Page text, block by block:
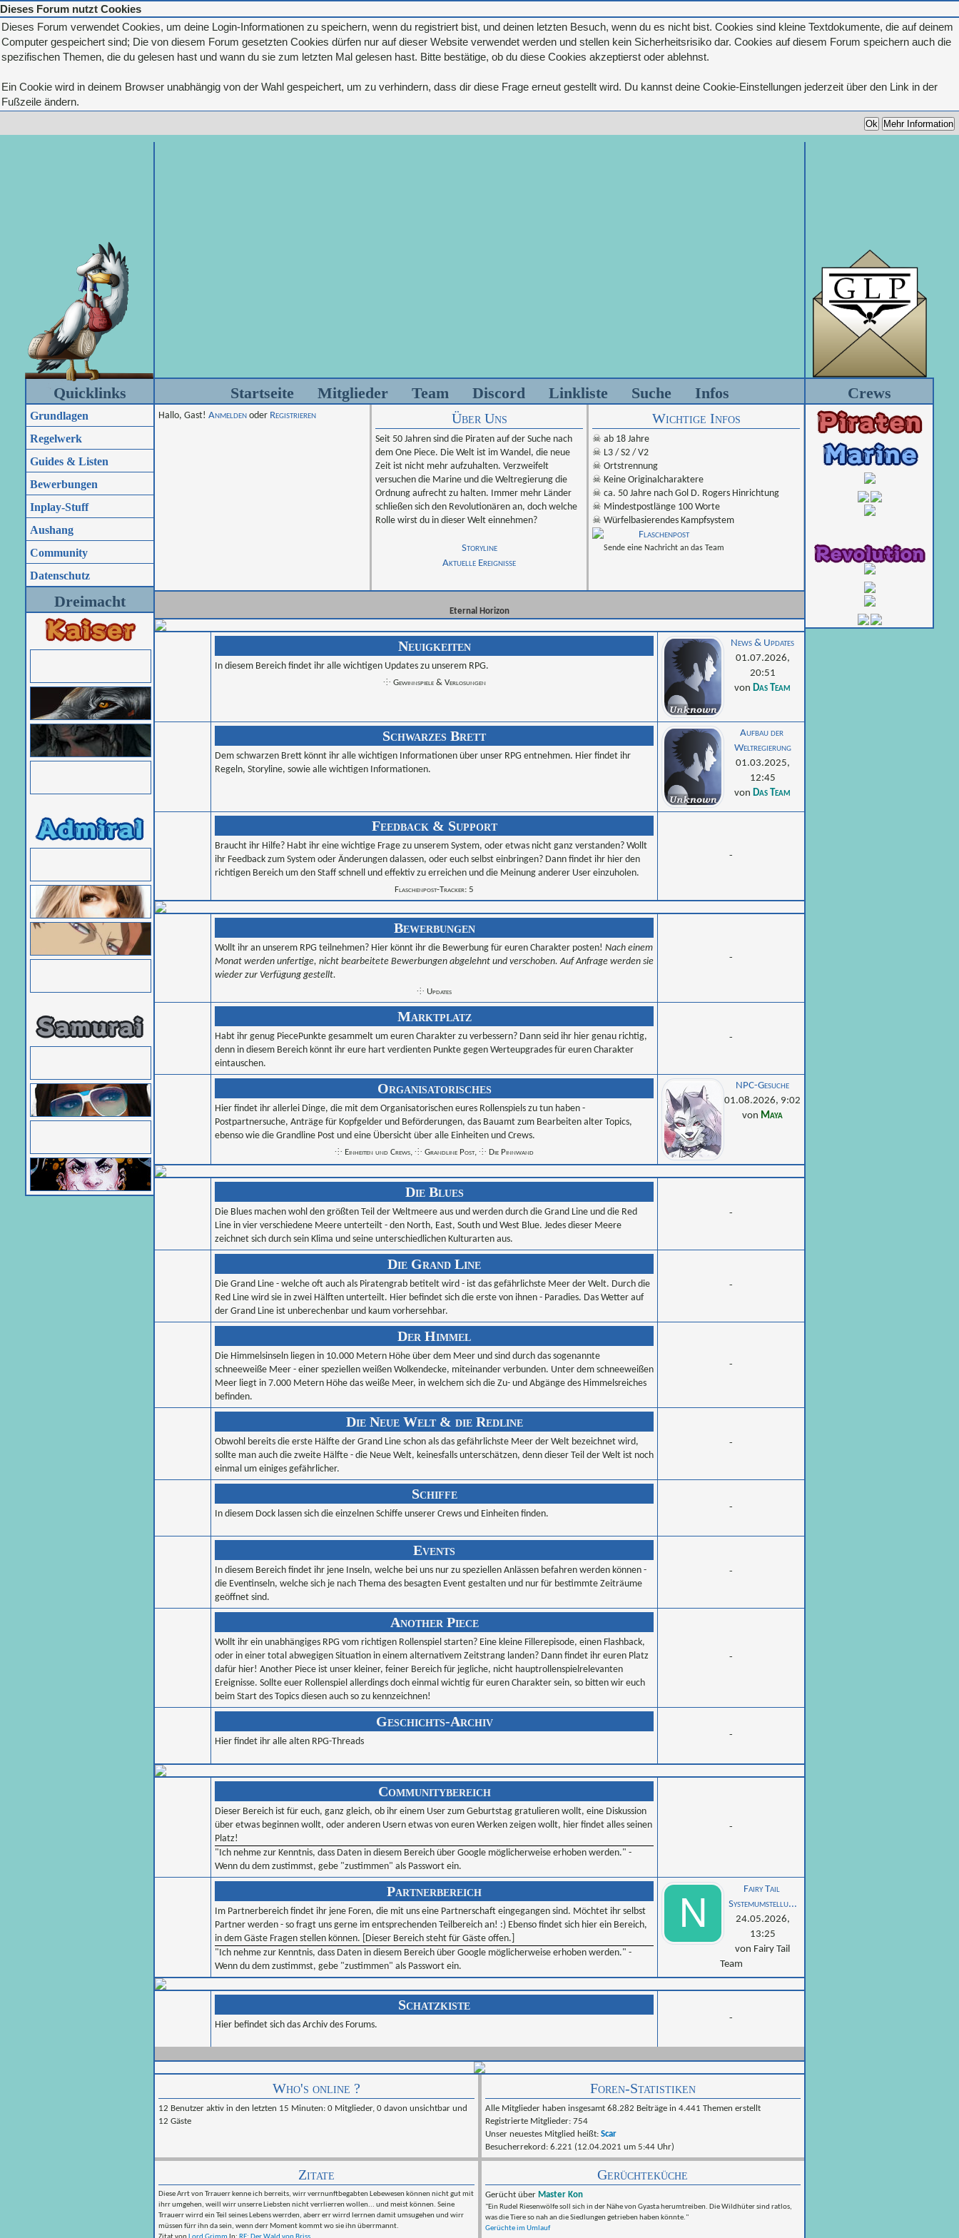
Dieses Forum nutzt Cookies
Dieses Forum verwendet Cookies, um deine Login-Informationen zu speichern, wenn du registriert bist, und deinen letzten Besuch, wenn du es nicht bist. Cookies sind kleine Textdokumente, die auf deinem
Computer gespeichert sind; Die von diesem Forum gesetzten Cookies dürfen nur auf dieser Website verwendet werden und stellen kein Sicherheitsrisiko dar. Cookies auf diesem Forum speichern auch die
spezifischen Themen, die du gelesen hast und wann du sie zum letzten Mal gelesen hast. Bitte bestätige, ob du diese Cookies akzeptierst oder ablehnst.
Ein Cookie wird in deinem Browser unabhängig von der Wahl gespeichert, um zu verhindern, dass dir diese Frage erneut gestellt wird. Du kannst deine Cookie-Einstellungen jederzeit über den Link in der
Fußzeile ändern.
Quicklinks
Grundlagen
Regelwerk
Guides & Listen
Bewerbungen
Inplay-Stuff
Aushang
Community
Datenschutz
Dreimacht
Crews
Startseite Mitglieder Team Discord Linkliste Suche Infos
Hallo, Gast! Anmelden oder Registrieren Über Uns
Seit 50 Jahren sind die Piraten auf der Suche nach
dem One Piece. Die Welt ist im Wandel, die neue
Zeit ist nicht mehr aufzuhalten. Verzweifelt
versuchen die Marine und die Weltregierung die
Ordnung aufrecht zu halten. Immer mehr Länder
schließen sich den Revolutionären an, doch welche
Rolle wirst du in dieser Welt einnehmen?
Storyline
Aktuelle Ereignisse
Wichtige Infos
☠ ab 18 Jahre
☠ L3 / S2 / V2
☠ Ortstrennung
☠ Keine Originalcharaktere
☠ ca. 50 Jahre nach Gol D. Rogers Hinrichtung
☠ Mindestpostlänge 100 Worte
☠ Würfelbasierendes Kampfsystem
Flaschenpost
Sende eine Nachricht an das Team
Eternal Horizon
Neuigkeiten
In diesem Bereich findet ihr alle wichtigen Updates zu unserem RPG.
⸭ Gewinnspiele & Verlosungen
News & Updates
01.07.2026,
20:51
von Das Team
Schwarzes Brett
Dem schwarzen Brett könnt ihr alle wichtigen Informationen über unser RPG entnehmen. Hier findet ihr
Regeln, Storyline, sowie alle wichtigen Informationen.
Aufbau der
Weltregierung
01.03.2025,
12:45
von Das Team
Feedback & Support
Braucht ihr Hilfe? Habt ihr eine wichtige Frage zu unserem System, oder etwas nicht ganz verstanden? Wollt
ihr Feedback zum System oder Änderungen dalassen, oder euch selbst einbringen? Dann findet ihr hier den
richtigen Bereich um den Staff schnell und effektiv zu erreichen und die Meinung anderer User einzuholen.
Flaschenpost-Tracker: 5
-
Bewerbungen
Wollt ihr an unserem RPG teilnehmen? Hier könnt ihr die Bewerbung für euren Charakter posten! Nach einem
Monat werden unfertige, nicht bearbeitete Bewerbungen abgelehnt und verschoben. Auf Anfrage werden sie
wieder zur Verfügung gestellt.
⸭ Updates
-
Marktplatz
Habt ihr genug PiecePunkte gesammelt um euren Charakter zu verbessern? Dann seid ihr hier genau richtig,
denn in diesem Bereich könnt ihr eure hart verdienten Punkte gegen Werteupgrades für euren Charakter
eintauschen.
-
Organisatorisches
Hier findet ihr allerlei Dinge, die mit dem Organisatorischen eures Rollenspiels zu tun haben -
Postpartnersuche, Anträge für Kopfgelder und Beförderungen, das Bauamt zum Bearbeiten alter Topics,
ebenso wie die Grandline Post und eine Übersicht über alle Einheiten und Crews.
⸭ Einheiten und Crews, ⸭ Grandline Post, ⸭ Die Pinnwand
NPC-Gesuche
01.08.2026, 9:02
von Maya
Die Blues
Die Blues machen wohl den größten Teil der Weltmeere aus und werden durch die Grand Line und die Red
Line in vier verschiedene Meere unterteilt - den North, East, South und West Blue. Jedes dieser Meere
zeichnet sich durch sein Klima und seine unterschiedlichen Kulturarten aus.
-
Die Grand Line
Die Grand Line - welche oft auch als Piratengrab betitelt wird - ist das gefährlichste Meer der Welt. Durch die
Red Line wird sie in zwei Hälften unterteilt. Hier befindet sich die erste von ihnen - Paradies. Das Wetter auf
der Grand Line ist unberechenbar und kaum vorhersehbar.
-
Der Himmel
Die Himmelsinseln liegen in 10.000 Metern Höhe über dem Meer und sind durch das sogenannte
schneeweiße Meer - einer speziellen weißen Wolkendecke, miteinander verbunden. Unter dem schneeweißen
Meer liegt in 7.000 Metern Höhe das weiße Meer, in welchem sich die Zu- und Abgänge des Himmelsreiches
befinden.
-
Die Neue Welt & die Redline
Obwohl bereits die erste Hälfte der Grand Line schon als das gefährlichste Meer der Welt bezeichnet wird,
sollte man auch die zweite Hälfte - die Neue Welt, keinesfalls unterschätzen, denn dieser Teil der Welt ist noch
einmal um einiges gefährlicher.
-
Schiffe
In diesem Dock lassen sich die einzelnen Schiffe unserer Crews und Einheiten finden.
-
Events
In diesem Bereich findet ihr jene Inseln, welche bei uns nur zu speziellen Anlässen befahren werden können -
die Eventinseln, welche sich je nach Thema des besagten Event gestalten und nur für bestimmte Zeiträume
geöffnet sind.
-
Another Piece
Wollt ihr ein unabhängiges RPG vom richtigen Rollenspiel starten? Eine kleine Fillerepisode, einen Flashback,
oder in einer total abwegigen Situation in einem alternativem Zeitstrang landen? Dann findet ihr euren Platz
dafür hier! Another Piece ist unser kleiner, feiner Bereich für jegliche, nicht hauptrollenspielrelevanten
Ereignisse. Sollte euer Rollenspiel allerdings doch einmal wichtig für euren Charakter sein, so bitten wir euch
beim Start des Topics diesen auch so zu kennzeichnen!
-
Geschichts-Archiv
Hier findet ihr alle alten RPG-Threads
-
Communitybereich
Dieser Bereich ist für euch, ganz gleich, ob ihr einem User zum Geburtstag gratulieren wollt, eine Diskussion
über etwas beginnen wollt, oder anderen Usern etwas von euren Werken zeigen wollt, hier findet alles seinen
Platz!
"Ich nehme zur Kenntnis, dass Daten in diesem Bereich über Google möglicherweise erhoben werden." -
Wenn du dem zustimmst, gebe "zustimmen" als Passwort ein.
-
Partnerbereich
Im Partnerbereich findet ihr jene Foren, die mit uns eine Partnerschaft eingegangen sind. Möchtet ihr selbst
Partner werden - so fragt uns gerne im entsprechenden Teilbereich an! :) Ebenso findet sich hier ein Bereich,
in dem Gäste Fragen stellen können. [Dieser Bereich steht für Gäste offen.]
"Ich nehme zur Kenntnis, dass Daten in diesem Bereich über Google möglicherweise erhoben werden." -
Wenn du dem zustimmst, gebe "zustimmen" als Passwort ein.
Fairy Tail
Systemumstellu...
24.05.2026,
13:25
von Fairy Tail
Team
Schatzkiste
Hier befindet sich das Archiv des Forums.
-
Who's online ?
12 Benutzer aktiv in den letzten 15 Minuten: 0 Mitglieder, 0 davon unsichtbar und
12 Gäste
Foren-Statistiken
Alle Mitglieder haben insgesamt 68.282 Beiträge in 4.441 Themen erstellt
Registrierte Mitglieder: 754
Unser neuestes Mitglied heißt: Scar
Besucherrekord: 6.221 (12.04.2021 um 5:44 Uhr)
Zitate
Diese Arrt von Trrauerr kenne ich berreits, wirr verrnunftbegabten Lebewesen können nicht gut mit
ihrr umgehen, weill wirr unserre Liebsten nicht verrlierren wollen... und meist können. Seine
Trrauerr wirrd ein Teil seines Lebens werrden, aberr err wirrd lerrnen damit umsugehen und wirr
müssen fürr ihn da sein, wenn derr Moment kommt wo sie ihn überrmannt.
Gerüchteküche
Gerücht über Master Kon
"Ein Rudel Riesenwölfe soll sich in der Nähe von Gyasta herumtreiben. Die Wildhüter sind ratlos,
was die Tiere so nah an die Siedlungen getrieben haben könnte."
Gerüchte im Umlauf